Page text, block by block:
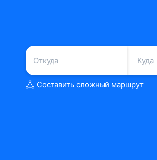
Составить сложный маршрут